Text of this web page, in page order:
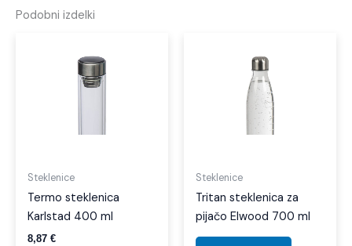
Podobni izdelki
Steklenice
Termo steklenica
Karlstad 400 ml
8,87 €
Steklenice
Tritan steklenica za
pijačo Elwood 700 ml